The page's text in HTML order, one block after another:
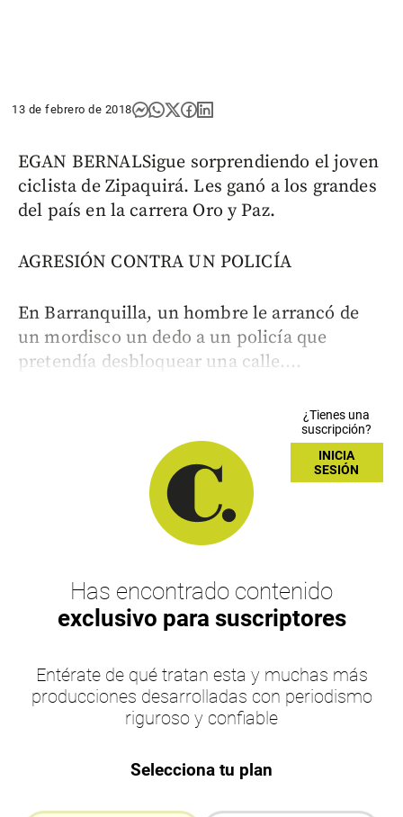
13 de febrero de 2018
EGAN BERNALSigue sorprendiendo el joven
ciclista de Zipaquirá. Les ganó a los grandes
del país en la carrera Oro y Paz.
AGRESIÓN CONTRA UN POLICÍA
En Barranquilla, un hombre le arrancó de
un mordisco un dedo a un policía que
pretendía desbloquear una calle....
¿Tienes una
suscripción?
INICIA
SESIÓN
Has encontrado contenido
exclusivo para suscriptores
Entérate de qué tratan esta y muchas más
producciones desarrolladas con periodismo
riguroso y confiable
Selecciona tu plan